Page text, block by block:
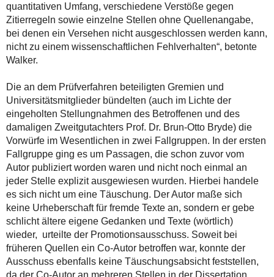
quantitativen Umfang, verschiedene Verstöße gegen
Zitierregeln sowie einzelne Stellen ohne Quellenangabe,
bei denen ein Versehen nicht ausgeschlossen werden kann,
nicht zu einem wissenschaftlichen Fehlverhalten“, betonte
Walker.
Die an dem Prüfverfahren beteiligten Gremien und
Universitätsmitglieder bündelten (auch im Lichte der
eingeholten Stellungnahmen des Betroffenen und des
damaligen Zweitgutachters Prof. Dr. Brun-Otto Bryde) die
Vorwürfe im Wesentlichen in zwei Fallgruppen. In der ersten
Fallgruppe ging es um Passagen, die schon zuvor vom
Autor publiziert worden waren und nicht noch einmal an
jeder Stelle explizit ausgewiesen wurden. Hierbei handele
es sich nicht um eine Täuschung. Der Autor maße sich
keine Urheberschaft für fremde Texte an, sondern er gebe
schlicht ältere eigene Gedanken und Texte (wörtlich)
wieder, urteilte der Promotionsausschuss. Soweit bei
früheren Quellen ein Co-Autor betroffen war, konnte der
Ausschuss ebenfalls keine Täuschungsabsicht feststellen,
da der Co-Autor an mehreren Stellen in der Dissertation